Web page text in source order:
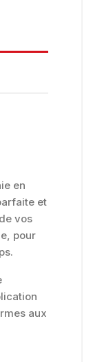
en
et
vos
pour
aux